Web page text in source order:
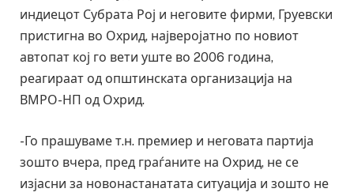
индиецот Субрата Рој и неговите фирми, Груевски
пристигна во Охрид, најверојатно по новиот
автопат кој го вети уште во 2006 година,
реагираат од општинската организација на
ВМРО-НП од Охрид.
-Го прашуваме т.н. премиер и неговата партија
зошто вчера, пред граѓаните на Охрид, не се
изјасни за новонастанатата ситуација и зошто не